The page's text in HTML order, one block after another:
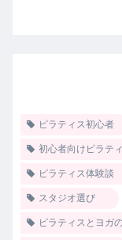
ピラティス初心者
初心者向けピラテ
ピラティス体験談
スタジオ選び
ピラティスとヨガ